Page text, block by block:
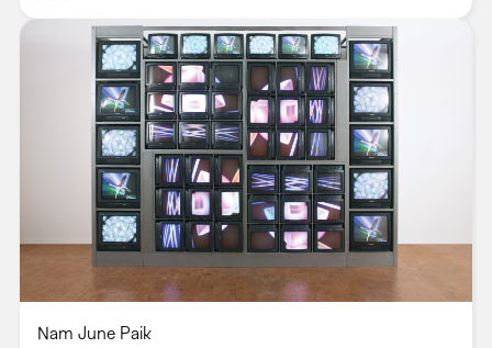
Nam June Paik